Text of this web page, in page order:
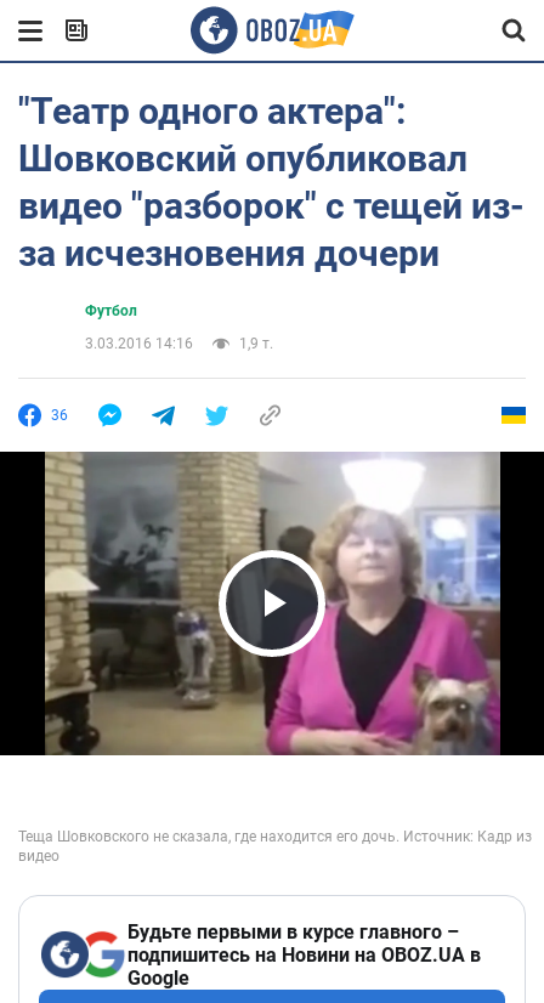
"Театр одного актера":
Шовковский опубликовал
видео "разборок" с тещей из-
за исчезновения дочери
Футбол
3.03.2016 14:16
1,9 т.
36
Play Video
Будьте первыми в курсе главного –
подпишитесь на Новини на OBOZ.UA в
Google